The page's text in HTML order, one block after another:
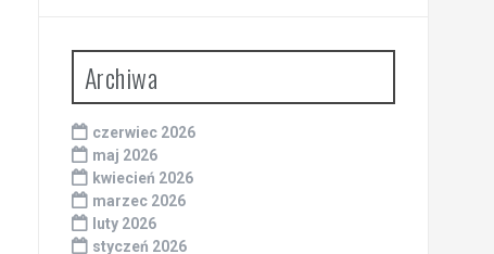
Archiwa
czerwiec 2026
maj 2026
kwiecień 2026
marzec 2026
luty 2026
styczeń 2026